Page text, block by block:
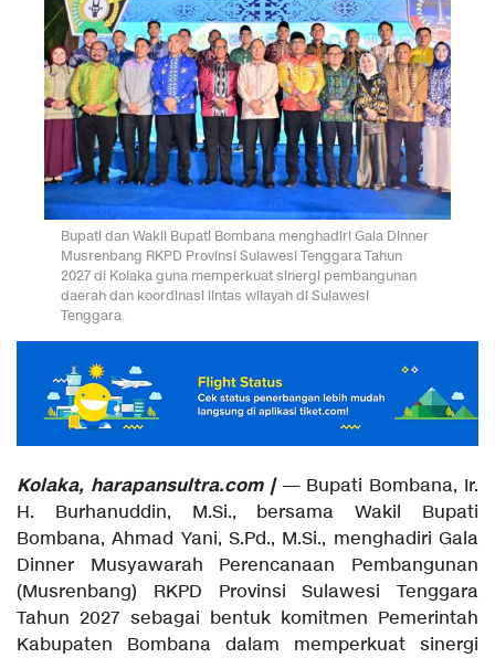
Bupati dan Wakil Bupati Bombana menghadiri Gala Dinner
Musrenbang RKPD Provinsi Sulawesi Tenggara Tahun
2027 di Kolaka guna memperkuat sinergi pembangunan
daerah dan koordinasi lintas wilayah di Sulawesi
Tenggara.
Kolaka, harapansultra.com | — Bupati Bombana, Ir.
H. Burhanuddin, M.Si., bersama Wakil Bupati
Bombana, Ahmad Yani, S.Pd., M.Si., menghadiri Gala
Dinner Musyawarah Perencanaan Pembangunan
(Musrenbang) RKPD Provinsi Sulawesi Tenggara
Tahun 2027 sebagai bentuk komitmen Pemerintah
Kabupaten Bombana dalam memperkuat sinergi